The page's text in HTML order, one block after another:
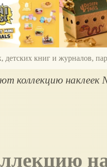
книг и журналов,
коллекцию наклеек